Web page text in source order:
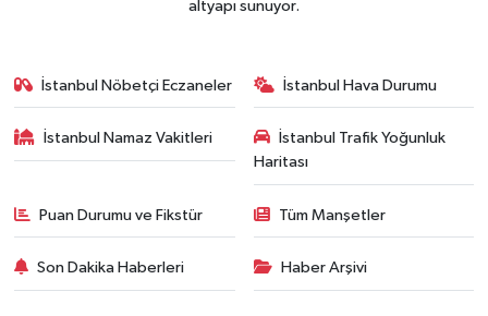
altyapı sunuyor.
İstanbul Nöbetçi Eczaneler İstanbul Hava Durumu
İstanbul Namaz Vakitleri
İstanbul Trafik Yoğunluk
Haritası
Puan Durumu ve Fikstür Tüm Manşetler
Son Dakika Haberleri Haber Arşivi